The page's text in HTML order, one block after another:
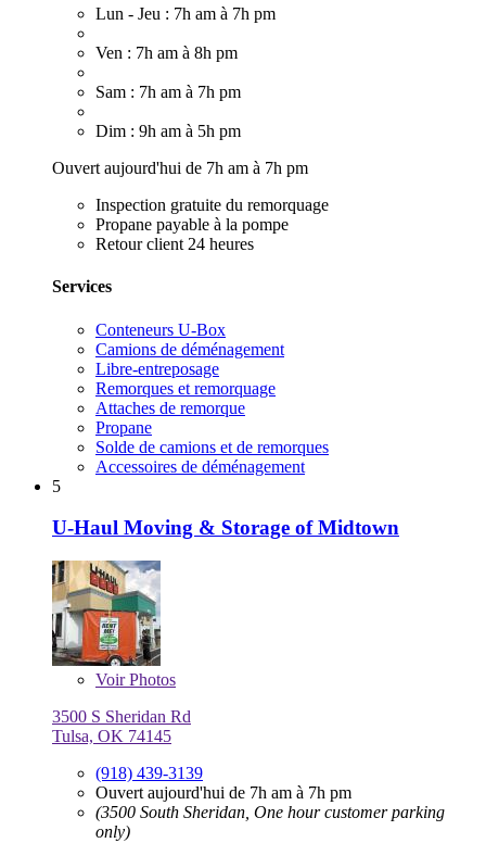
Lun - Jeu : 7h am à 7h pm
Ven : 7h am à 8h pm
Sam : 7h am à 7h pm
Dim : 9h am à 5h pm
Ouvert aujourd'hui de 7h am à 7h pm
Inspection gratuite du remorquage
Propane payable à la pompe
Retour client 24 heures
Services
Conteneurs U-Box
Camions de déménagement
Libre-entreposage
Remorques et remorquage
Attaches de remorque
Propane
Solde de camions et de remorques
Accessoires de déménagement
5
U-Haul Moving & Storage of Midtown
VoirPhotos
3500 S Sheridan Rd
Tulsa, OK 74145
(918) 439-3139
Ouvert aujourd'hui de 7h am à 7h pm
(3500 South Sheridan, One hour customer parking
only)